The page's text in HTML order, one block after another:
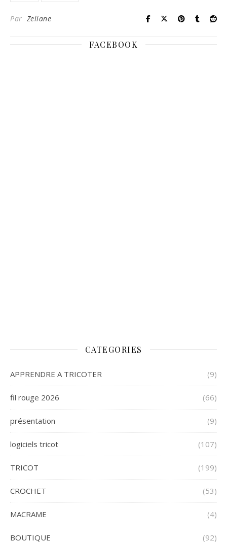
Par Zeliane
FACEBOOK
CATEGORIES
APPRENDRE A TRICOTER (9)
fil rouge 2026 (66)
présentation (9)
logiciels tricot (107)
TRICOT (199)
CROCHET (53)
MACRAME (4)
BOUTIQUE (92)